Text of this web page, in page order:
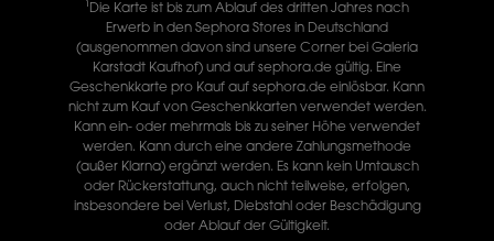
¹Die Karte ist bis zum Ablauf des dritten Jahres nach
Erwerb in den Sephora Stores in Deutschland
(ausgenommen davon sind unsere Corner bei Galeria
Karstadt Kaufhof) und auf sephora.de gültig. Eine
Geschenkkarte pro Kauf auf sephora.de einlösbar. Kann
nicht zum Kauf von Geschenkkarten verwendet werden.
Kann ein- oder mehrmals bis zu seiner Höhe verwendet
werden. Kann durch eine andere Zahlungsmethode
(außer Klarna) ergänzt werden. Es kann kein Umtausch
oder Rückerstattung, auch nicht teilweise, erfolgen,
insbesondere bei Verlust, Diebstahl oder Beschädigung
oder Ablauf der Gültigkeit.